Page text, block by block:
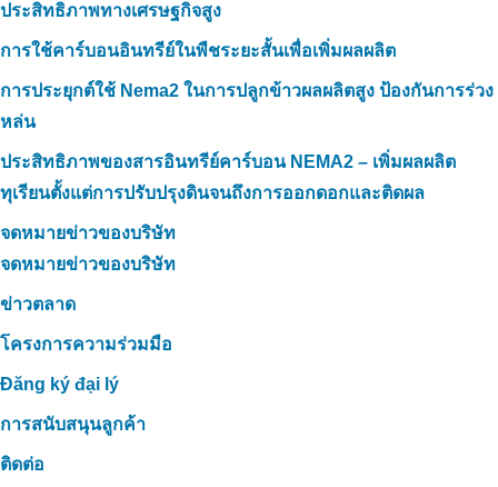
ประสิทธิภาพทางเศรษฐกิจสูง
การใช้คาร์บอนอินทรีย์ในพืชระยะสั้นเพื่อเพิ่มผลผลิต
การประยุกต์ใช้ Nema2 ในการปลูกข้าวผลผลิตสูง ป้องกันการร่วง
หล่น
ประสิทธิภาพของสารอินทรีย์คาร์บอน NEMA2 – เพิ่มผลผลิต
ทุเรียนตั้งแต่การปรับปรุงดินจนถึงการออกดอกและติดผล
จดหมายข่าวของบริษัท
จดหมายข่าวของบริษัท
ข่าวตลาด
โครงการความร่วมมือ
Đăng ký đại lý
การสนับสนุนลูกค้า
ติดต่อ